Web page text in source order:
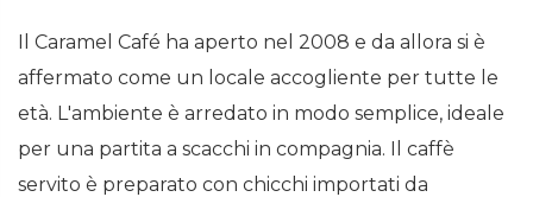
Il Caramel Café ha aperto nel 2008 e da allora si è
affermato come un locale accogliente per tutte le
età. L'ambiente è arredato in modo semplice, ideale
per una partita a scacchi in compagnia. Il caffè
servito è preparato con chicchi importati da